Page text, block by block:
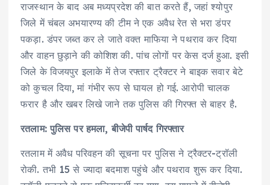
राजस्थान के बाद अब मध्यप्रदेश की बात करते हैं, जहां श्योपुर
जिले में चंबल अभयारण्य की टीम ने एक अवैध रेत से भरा डंपर
पकड़ा. डंपर जब्त कर ले जाते वक्त माफिया ने पथराव कर दिया
और वाहन छुड़ाने की कोशिश की. पांच लोगों पर केस दर्ज हुआ. इसी
जिले के विजयपुर इलाके में तेज रफ्तार ट्रैक्टर ने बाइक सवार बेटे
को कुचल दिया, मां गंभीर रूप से घायल हो गई. आरोपी चालक
फरार है और खबर लिखे जाने तक पुलिस की गिरफ्त से बाहर है.
रतलाम: पुलिस पर हमला, बीजेपी पार्षद गिरफ्तार
रतलाम में अवैध परिवहन की सूचना पर पुलिस ने ट्रैक्टर-ट्रॉली
रोकी. तभी 15 से ज्यादा बदमाश पहुंचे और पथराव शुरू कर दिया.